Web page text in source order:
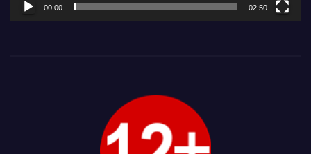
00:00 02:50